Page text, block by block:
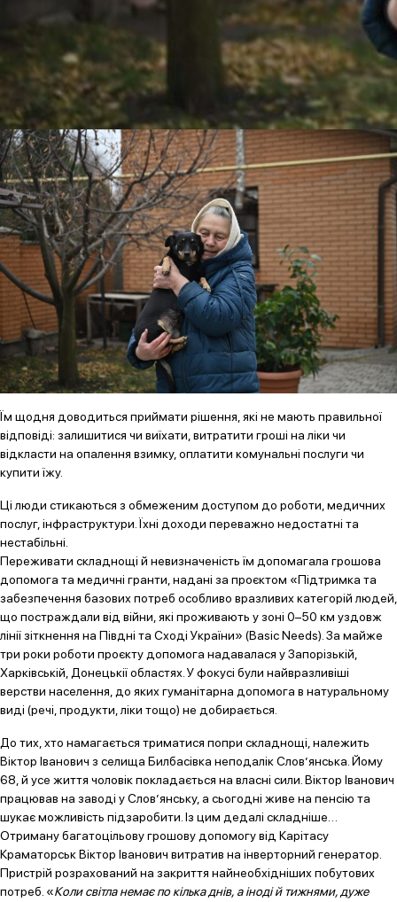
Їм щодня доводиться приймати рішення, які не мають правильної
відповіді: залишитися чи виїхати, витратити гроші на ліки чи
відкласти на опалення взимку, оплатити комунальні послуги чи
купити їжу.
Ці люди стикаються з обмеженим доступом до роботи, медичних
послуг, інфраструктури. Їхні доходи переважно недостатні та
нестабільні.
Переживати складнощі й невизначеність їм допомагала грошова
допомога та медичні гранти, надані за проєктом «Підтримка та
забезпечення базових потреб особливо вразливих категорій людей,
що постраждали від війни, які проживають у зоні 0–50 км уздовж
лінії зіткнення на Півдні та Сході України» (Basic Needs). За майже
три роки роботи проєкту допомога надавалася у Запорізькій,
Харківській, Донецькії областях. У фокусі були найвразливіші
верстви населення, до яких гуманітарна допомога в натуральному
виді (речі, продукти, ліки тощо) не добирається.
До тих, хто намагається триматися попри складнощі, належить
Віктор Іванович з селища Билбасівка неподалік Слов’янська. Йому
68, й усе життя чоловік покладається на власні сили. Віктор Іванович
працював на заводі у Слов’янську, а сьогодні живе на пенсію та
шукає можливість підзаробити. Із цим дедалі складніше…
Отриману багатоцільову грошову допомогу від Карітасу
Краматорськ Віктор Іванович витратив на інверторний генератор.
Пристрій розрахований на закриття найнеобхідніших побутових
потреб. «Коли світла немає по кілька днів, а іноді й тижнями, дуже